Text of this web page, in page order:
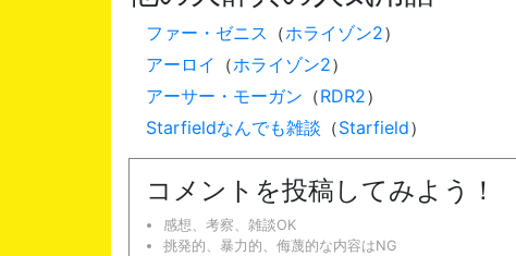
ファー・ゼニス （ホライゾン2）
アーロイ
（ホライゾン2）
アーサー・モーガン （RDR2）
Starfieldなんでも雑談 （Starfield）
コメントを投稿してみよう！
感想、考察、雑談OK
挑発的、暴力的、侮蔑的な内容はNG